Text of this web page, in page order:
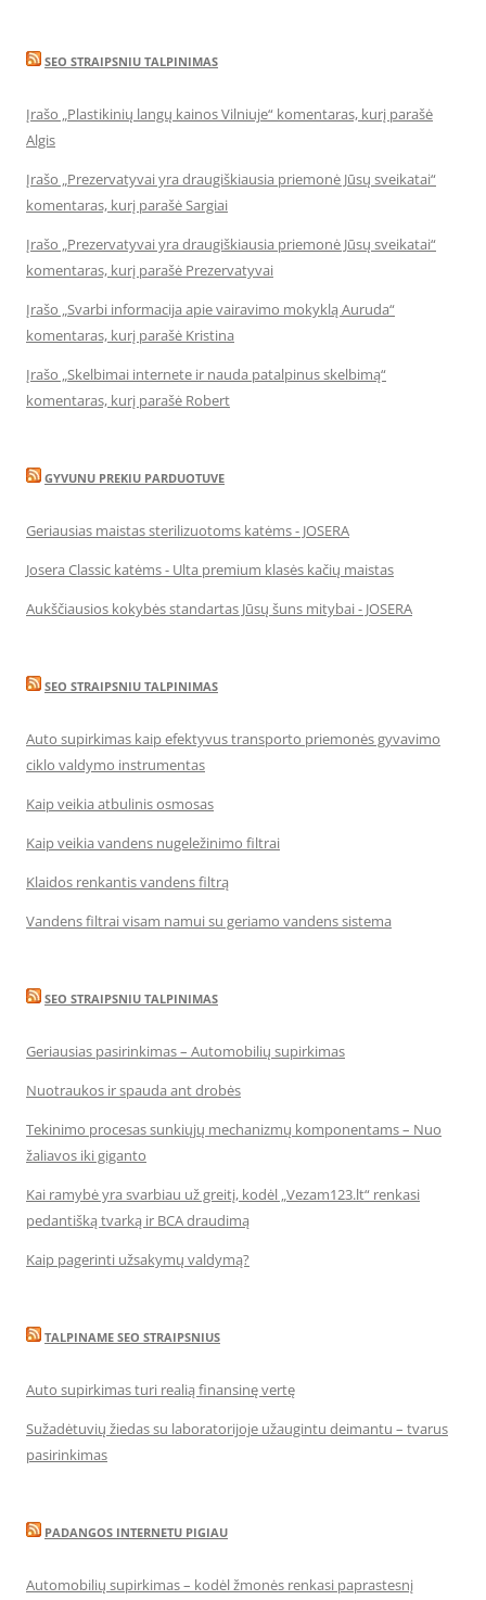
SEO STRAIPSNIU TALPINIMAS
Įrašo „Plastikinių langų kainos Vilniuje“ komentaras, kurį parašė
Algis
Įrašo „Prezervatyvai yra draugiškiausia priemonė Jūsų sveikatai“
komentaras, kurį parašė Sargiai
Įrašo „Prezervatyvai yra draugiškiausia priemonė Jūsų sveikatai“
komentaras, kurį parašė Prezervatyvai
Įrašo „Svarbi informacija apie vairavimo mokyklą Auruda“
komentaras, kurį parašė Kristina
Įrašo „Skelbimai internete ir nauda patalpinus skelbimą“
komentaras, kurį parašė Robert
GYVUNU PREKIU PARDUOTUVE
Geriausias maistas sterilizuotoms katėms - JOSERA
Josera Classic katėms - Ulta premium klasės kačių maistas
Aukščiausios kokybės standartas Jūsų šuns mitybai - JOSERA
SEO STRAIPSNIU TALPINIMAS
Auto supirkimas kaip efektyvus transporto priemonės gyvavimo
ciklo valdymo instrumentas
Kaip veikia atbulinis osmosas
Kaip veikia vandens nugeležinimo filtrai
Klaidos renkantis vandens filtrą
Vandens filtrai visam namui su geriamo vandens sistema
SEO STRAIPSNIU TALPINIMAS
Geriausias pasirinkimas – Automobilių supirkimas
Nuotraukos ir spauda ant drobės
Tekinimo procesas sunkiųjų mechanizmų komponentams – Nuo
žaliavos iki giganto
Kai ramybė yra svarbiau už greitį, kodėl „Vezam123.lt“ renkasi
pedantišką tvarką ir BCA draudimą
Kaip pagerinti užsakymų valdymą?
TALPINAME SEO STRAIPSNIUS
Auto supirkimas turi realią finansinę vertę
Sužadėtuvių žiedas su laboratorijoje užaugintu deimantu – tvarus
pasirinkimas
PADANGOS INTERNETU PIGIAU
Automobilių supirkimas – kodėl žmonės renkasi paprastesnį